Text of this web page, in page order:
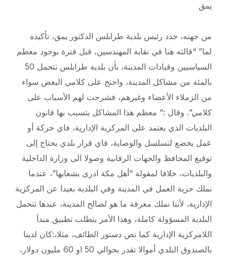
يمق
من جهته، جدد رئيس بلدية طرابلس الدكتور يمق، تأكيده
لما” “قالته هنا في نقابة المهندسين، قبل فترة بوجود معظم
السياسيين وقيادات المدينة، بأن بلدية طرابلس تتحمل 50
بالمئة من مشاكل المدينة، واحتج على كلامي البعض سواء
من الزملاء الأعضاء وغيرهم، فشرحت لهم الأسباب على
كلامي”. وقال :” معظم هذا المشاكل يتسبب بها قانون
البلديات الذي يعتمد على المركزية الإدارية، فاي حركة أو
عمل يخضع لتسلسل والوصاية، فاي قرار بلدي يحتاج إلى
توقيع المحافظ والجهات الرقابية وصولا الى وزارة الداخلية
والبلديات، خلافا لمقولة “أهل مكة ادرى بشعابها”، عندما
نملك حرية العمل في المدينة وفي البلدية بعيدا عن المركزية
الإدارية، لأننا نملك معرفة ما هو لصالح المدينة، عندها تتحمل
البلدية المسؤولة كاملة، وهذا الأمر يتطلب تطبيق مبدأ
اللامركزية الإدارية كما نص دستور الطائف، مثلا،:كان لدينا
بالصندوق البلدي أموالا تقدر بحوالي 50 او 60 مليون دولار،